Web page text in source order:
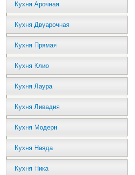
Кухня Арочная
Кухня Двуарочная
Кухня Прямая
Кухня Клио
Кухня Лаура
Кухня Ливадия
Кухня Модерн
Кухня Наяда
Кухня Ника